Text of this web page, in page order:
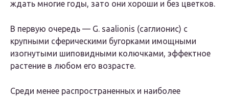
ждать многие годы, зато они хороши и без цветков.
В первую очередь — G. saalionis (саглионис) с
крупными сферическими бугорками имощными
изогнутыми шиповидными колючками, эффектное
растение в любом его возрасте.
Среди менее распространенных и наиболее